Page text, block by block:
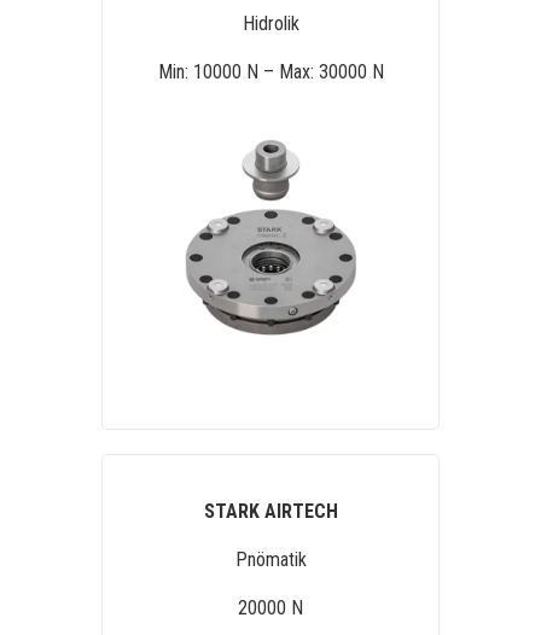
Hidrolik
Min: 10000 N – Max: 30000 N
STARK AIRTECH
Pnömatik
20000 N